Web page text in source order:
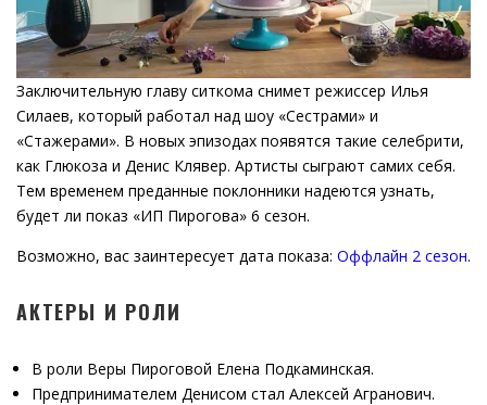
Заключительную главу ситкома снимет режиссер Илья
Силаев, который работал над шоу «Сестрами» и
«Стажерами». В новых эпизодах появятся такие селебрити,
как Глюкоза и Денис Клявер. Артисты сыграют самих себя.
Тем временем преданные поклонники надеются узнать,
будет ли показ «ИП Пирогова» 6 сезон.
Возможно, вас заинтересует дата показа: Оффлайн 2 сезон.
АКТЕРЫ И РОЛИ
В роли Веры Пироговой Елена Подкаминская.
Предпринимателем Денисом стал Алексей Агранович.